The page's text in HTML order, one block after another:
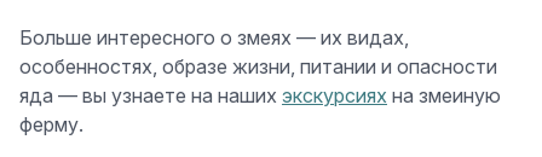
Больше интересного о змеях — их видах,
особенностях, образе жизни, питании и опасности
яда — вы узнаете на наших экскурсиях на змеиную
ферму.